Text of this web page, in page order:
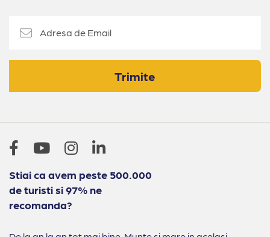
Trimite
Stiai ca avem peste 500.000
de turisti si 97% ne
recomanda?